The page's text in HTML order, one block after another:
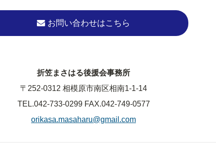
お問い合わせはこちら
折笠まさはる後援会事務所
〒252-0312 相模原市南区相南1-1-14
TEL.042-733-0299 FAX.042-749-0577
orikasa.masaharu@gmail.com